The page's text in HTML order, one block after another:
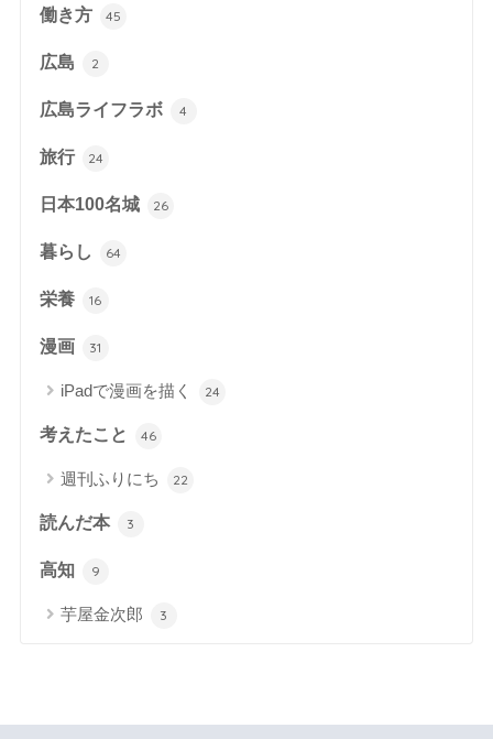
働き方 45
広島 2
広島ライフラボ 4
旅行 24
日本100名城 26
暮らし 64
栄養 16
漫画 31
iPadで漫画を描く 24
考えたこと 46
週刊ふりにち 22
読んだ本 3
高知 9
芋屋金次郎 3